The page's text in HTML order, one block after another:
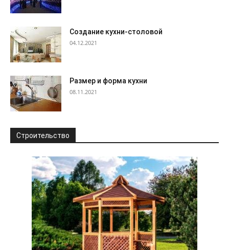
Создание кухни-столовой
04.12.2021
Размер и форма кухни
08.11.2021
Строительство